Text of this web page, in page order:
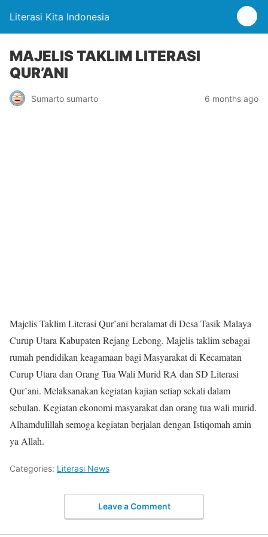
Literasi Kita Indonesia
MAJELIS TAKLIM LITERASI
QUR’ANI
Sumarto sumarto 6 months ago
Majelis Taklim Literasi Qur’ani beralamat di Desa Tasik Malaya
Curup Utara Kabupaten Rejang Lebong. Majelis taklim sebagai
rumah pendidikan keagamaan bagi Masyarakat di Kecamatan
Curup Utara dan Orang Tua Wali Murid RA dan SD Literasi
Qur’ani. Melaksanakan kegiatan kajian setiap sekali dalam
sebulan. Kegiatan ekonomi masyarakat dan orang tua wali murid.
Alhamdulillah semoga kegiatan berjalan dengan Istiqomah amin
ya Allah.
Categories: Literasi News
Leave a Comment